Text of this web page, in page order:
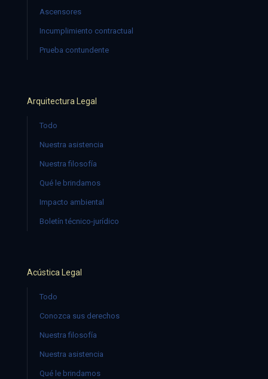
Ascensores
Incumplimiento contractual
Prueba contundente
Arquitectura Legal
Todo
Nuestra asistencia
Nuestra filosofía
Qué le brindamos
Impacto ambiental
Boletín técnico-jurídico
Acústica Legal
Todo
Conozca sus derechos
Nuestra filosofía
Nuestra asistencia
Qué le brindamos